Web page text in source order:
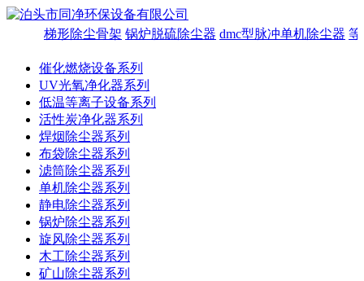
梯形除尘骨架 锅炉脱硫除尘器 dmc型脉冲单机除尘器 等
催化燃烧设备系列
UV光氧净化器系列
低温等离子设备系列
活性炭净化器系列
焊烟除尘器系列
布袋除尘器系列
滤筒除尘器系列
单机除尘器系列
静电除尘器系列
锅炉除尘器系列
旋风除尘器系列
木工除尘器系列
矿山除尘器系列